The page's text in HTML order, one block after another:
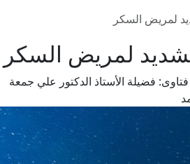
لمريض السكر
لمريض السكر
فضيلة الأستاذ الدكتور علي جمعة